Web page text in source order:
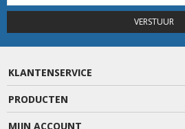
VERSTUUR
KLANTENSERVICE
PRODUCTEN
MIJN ACCOUNT